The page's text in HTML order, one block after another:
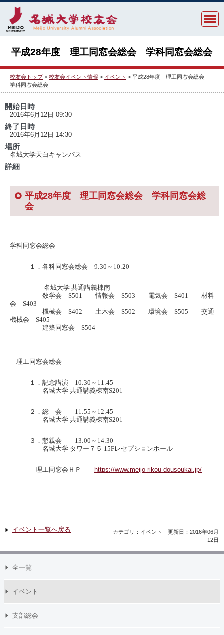
平成28年度 理工同窓会総会 学科同窓会総会
校友会トップ > 校友会イベント情報 > イベント > 平成28年度 理工同窓会総会
学科同窓会総会
開始日時
2016年6月12日 09:30
終了日時
2016年6月12日 14:30
場所
名城大学天白キャンパス
詳細
平成28年度 理工同窓会総会 学科同窓会総
会
学科同窓会総会
１．各科同窓会総会 9:30 ～ 10:20
名城大学 共通講義棟南
数学会 S501 情報会 S503 電気会 S401
材料
会 S403
機械会 S402 土木会 S502 環境会 S505
交通
機械会 S405
建築同窓会 S504
理工同窓会総会
１．記念講演 10:30 ～ 11:45
名城大学 共通講義棟南S201
２．総 会 11:55 ～ 12:45
名城大学 共通講義棟南S201
３．懇親会 13:00 ～ 14:30
名城大学 タワー７５ 15Fレセプションホール
理工同窓会ＨＰ https://www.meijo-rikou-dousoukai.jp/
イベント一覧へ戻る
カテゴリ：イベント｜更新日：2016年06月
12日
全一覧
イベント
支部総会